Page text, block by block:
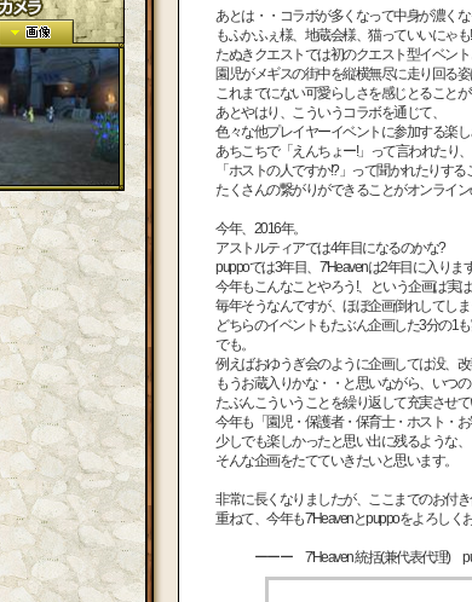
あとは・・コラボが多くなって中身が濃くな
もふかふぇ様、地蔵会様、猫っていいにゃ
たぬきクエストでは初のクエスト型イベント
園児がメギスの街中を縦横無尽に走り回る姿
これまでにない可愛らしさを感じとることが
あとやはり、こういうコラボを通じて、
色々な他プレイヤーイベントに参加する楽
あちこちで「えんちょー!」って言われたり、
「ホストの人ですか!?」って聞かれたりする
たくさんの繋がりができることがオンライン
今年、2016年。
アストルティアでは4年目になるのかな?
puppoでは3年目、7'Heavenは2年目に入ります
今年もこんなことやろう!、という企画は実
毎年そうなんですが、ほぼ企画倒れしてしま
どちらのイベントもたぶん企画した3分の1も
でも。
例えばおゆうぎ会のように企画しては没、改
もうお蔵入りかな・・と思いながら、いつ
たぶんこういうことを繰り返して充実させて
今年も「園児・保護者・保育士・ホスト・お
少しでも楽しかったと思い出に残るような、
そんな企画をたてていきたいと思います。
非常に長くなりましたが、ここまでのお付き
重ねて、今年も7'Heavenとpuppoをよろしく
ーーー 7'Heaven 統括(兼代表代理)